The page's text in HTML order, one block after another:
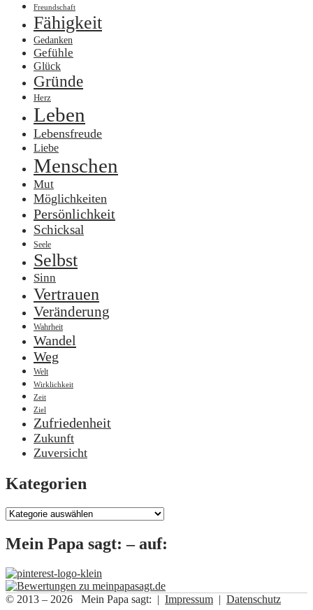
Freundschaft
Fähigkeit
Gedanken
Gefühle
Glück
Gründe
Herz
Leben
Lebensfreude
Liebe
Menschen
Mut
Möglichkeiten
Persönlichkeit
Schicksal
Seele
Selbst
Sinn
Vertrauen
Veränderung
Wahrheit
Wandel
Weg
Welt
Wirklichkeit
Zeit
Ziel
Zufriedenheit
Zukunft
Zuversicht
Kategorien
Kategorien
Mein Papa sagt: – auf:
© 2013 – 2026 Mein Papa sagt: | Impressum | Datenschutz